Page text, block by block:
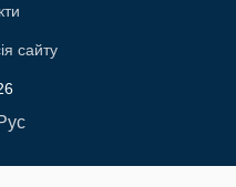
сайту